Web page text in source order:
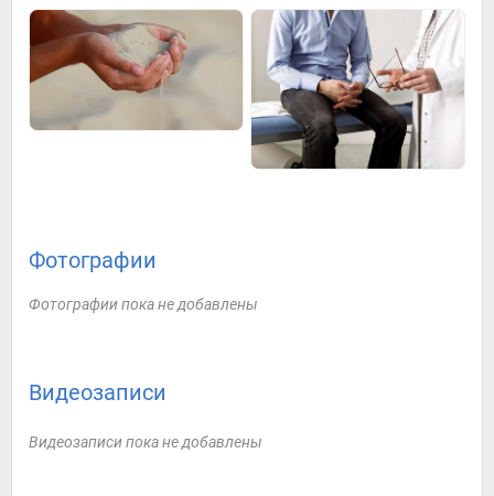
Фотографии
Фотографии пока не добавлены
Видеозаписи
Видеозаписи пока не добавлены